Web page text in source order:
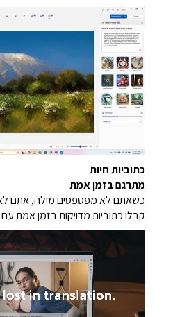
כתוביות חיות
מתרגם בזמן אמת
כשאתם לא מפספסים מילה, אתם
קבלו כתוביות מדויקות בזמן אמת עם